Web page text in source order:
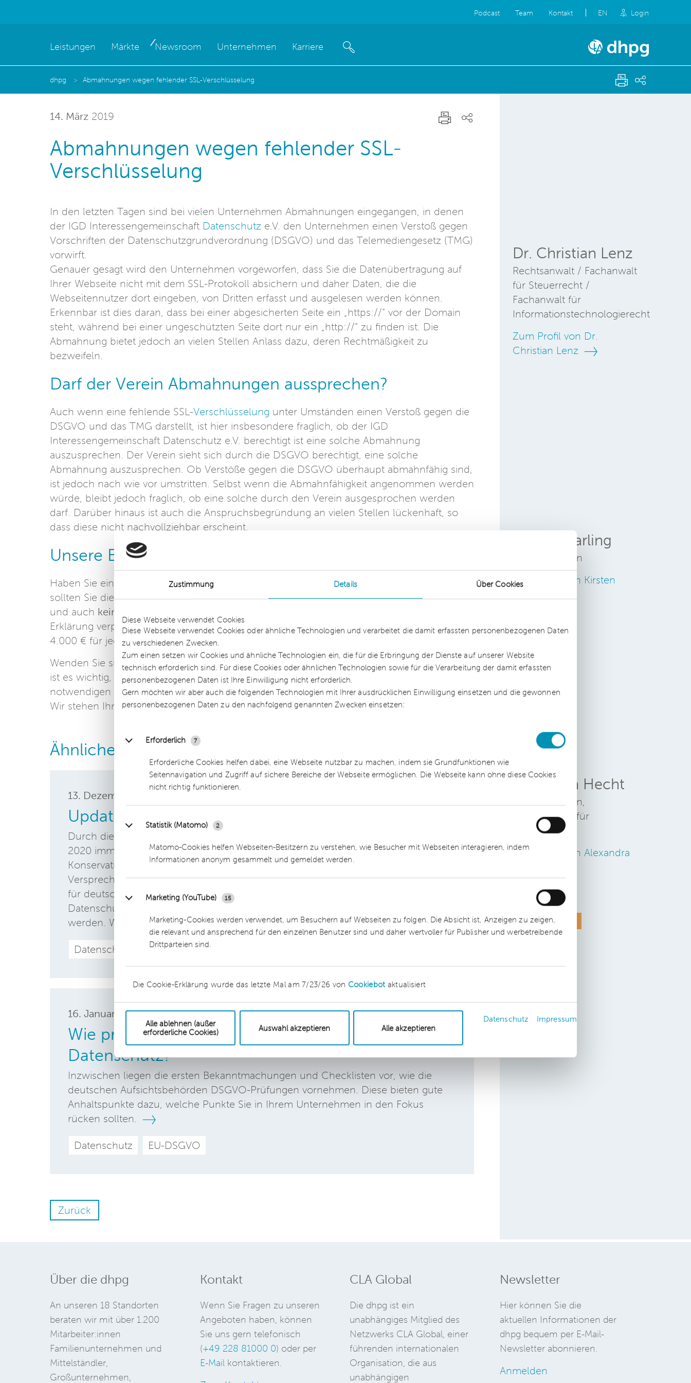
Zustimmung Details Über Cookies
Diese Webseite verwendet Cookies
Diese Webseite verwendet Cookies oder ähnliche Technologien und verarbeitet die damit erfassten personenbezogenen Daten
zu verschiedenen Zwecken.
Zum einen setzen wir Cookies und ähnliche Technologien ein, die für die Erbringung der Dienste auf unserer Website
technisch erforderlich sind. Für diese Cookies oder ähnlichen Technologien sowie für die Verarbeitung der damit erfassten
personenbezogenen Daten ist Ihre Einwilligung nicht erforderlich.
Gern möchten wir aber auch die folgenden Technologien mit Ihrer ausdrücklichen Einwilligung einsetzen und die gewonnen
personenbezogenen Daten zu den nachfolgend genannten Zwecken einsetzen:
Erforderlich 7
Erforderliche Cookies helfen dabei, eine Webseite nutzbar zu machen, indem sie Grundfunktionen wie
Seitennavigation und Zugriff auf sichere Bereiche der Webseite ermöglichen. Die Webseite kann ohne diese Cookies
nicht richtig funktionieren.
Statistik (Matomo) 2
Matomo-Cookies helfen Webseiten-Besitzern zu verstehen, wie Besucher mit Webseiten interagieren, indem
Informationen anonym gesammelt und gemeldet werden.
Marketing (YouTube) 15
Marketing-Cookies werden verwendet, um Besuchern auf Webseiten zu folgen. Die Absicht ist, Anzeigen zu zeigen,
die relevant und ansprechend für den einzelnen Benutzer sind und daher wertvoller für Publisher und werbetreibende
Drittparteien sind.
Die Cookie-Erklärung wurde das letzte Mal am 7/23/26 von Cookiebot aktualisiert
Alle ablehnen (außer
erforderliche Cookies)
Auswahl akzeptieren Alle akzeptieren
Datenschutz Impressum
Podcast Team Kontakt EN Login
Leistungen Märkte Newsroom Unternehmen Karriere
dhpg Abmahnungen wegen fehlender SSL-Verschlüsselung
14. März 2019
Abmahnungen wegen fehlender SSL-
Verschlüsselung
In den letzten Tagen sind bei vielen Unternehmen Abmahnungen eingegangen, in denen
der IGD Interessengemeinschaft Datenschutz e.V. den Unternehmen einen Verstoß gegen
Vorschriften der Datenschutzgrundverordnung (DSGVO) und das Telemediengesetz (TMG)
vorwirft.
Genauer gesagt wird den Unternehmen vorgeworfen, dass Sie die Datenübertragung auf
Ihrer Webseite nicht mit dem SSL-Protokoll absichern und daher Daten, die die
Webseitennutzer dort eingeben, von Dritten erfasst und ausgelesen werden können.
Erkennbar ist dies daran, dass bei einer abgesicherten Seite ein „https://“ vor der Domain
steht, während bei einer ungeschützten Seite dort nur ein „http://“ zu finden ist. Die
Abmahnung bietet jedoch an vielen Stellen Anlass dazu, deren Rechtmäßigkeit zu
bezweifeln.
Darf der Verein Abmahnungen aussprechen?
Auch wenn eine fehlende SSL-Verschlüsselung unter Umständen einen Verstoß gegen die
DSGVO und das TMG darstellt, ist hier insbesondere fraglich, ob der IGD
Interessengemeinschaft Datenschutz e.V. berechtigt ist eine solche Abmahnung
auszusprechen. Der Verein sieht sich durch die DSGVO berechtigt, eine solche
Abmahnung auszusprechen. Ob Verstöße gegen die DSGVO überhaupt abmahnfähig sind,
ist jedoch nach wie vor umstritten. Selbst wenn die Abmahnfähigkeit angenommen werden
würde, bleibt jedoch fraglich, ob eine solche durch den Verein ausgesprochen werden
darf. Darüber hinaus ist auch die Anspruchsbegründung an vielen Stellen lückenhaft, so
dass diese nicht nachvollziehbar erscheint.
Unsere Empfehlung
Haben Sie eine Abmahnung des IGD Interessengemeinschaft Datenschutz e.V. erhalten,
sollten Sie die geforderte Unterlassungs- und Verpflichtungserklärungnichtunterzeichnen
und auch keine
Erklärung verpflichten Sie sich anderenfalls zur Zahlung einer Vertragsstrafe in Höhe von
4.000 € für jede weitere Nutzung der Webseite ohne SSL-Verschlüsselung.
Wenden Sie sich an einen Rechtsanwalt, der Sie bei dem weiteren Vorgehen berät. Zudem
ist es wichtig, dass Sie Ihren Webauftritt überprüfen. Insbesondere müssen Sie die
notwendigen Pflichtinformationen und erforderlichen Sicherheitsvorkehrungen vorhalten.
Wir stehen Ihnen hierbei gerne zur Seite.
Ähnliche Beiträge
13. Dezember
Update: Datenschutz im Lichte des Brexits
Durch die gestrigen Neuwahlen in Großbritannien wird der Brexit zum 31. Januar
2020 immer wahrscheinlicher. Mit der absoluten Mehrheit können die
Konservativen um Premier Johnson ins Parlament einziehen und damit ihr
Versprechen vom Brexit wohl leichter umsetzen. Damit gilt es spätestens jetzt auch
für deutsche Unternehmen, Vorbereitungen zu treffen. Insbesondere auch im
Datenschutzrecht, wenn Daten an Dienstleister im Vereinten Königreich übertragen
werden. Was Sie beachten sollten.
Datenschutz EU-DSGVO
16. Januar 2019
Wie prüfen die Aufsichtsbehörden den
Datenschutz?
Inzwischen liegen die ersten Bekanntmachungen und Checklisten vor, wie die
deutschen Aufsichtsbehörden DSGVO-Prüfungen vornehmen. Diese bieten gute
Anhaltspunkte dazu, welche Punkte Sie in Ihrem Unternehmen in den Fokus
rücken sollten.
Datenschutz EU-DSGVO
Zurück
Dr. Christian Lenz
Rechtsanwalt / Fachanwalt
für Steuerrecht /
Fachanwalt für
Informationstechnologierecht
Zum Profil von Dr.
Christian Lenz
Kirsten Garling
Rechtsanwältin
Zum Profil von Kirsten
Alexandra Hecht
Rechtsanwältin,
Fachanwältin für
Arbeitsrecht
Zum Profil von Alexandra
Datenschutz
Über die dhpg
An unseren 18 Standorten
beraten wir mit über 1.200
Mitarbeiter:innen
Familienunternehmen und
Mittelständler,
Großunternehmen,
Kontakt
Wenn Sie Fragen zu unseren
Angeboten haben, können
Sie uns gern telefonisch
(+49 228 81000 0) oder per
E-Mailkontaktieren.
CLA Global
Die dhpg ist ein
unabhängiges Mitglied des
Netzwerks CLA Global, einer
führenden internationalen
Organisation, die aus
unabhängigen
Newsletter
Hier können Sie die
aktuellen Informationen der
dhpg bequem per E-Mail-
Newsletter abonnieren.
Anmelden